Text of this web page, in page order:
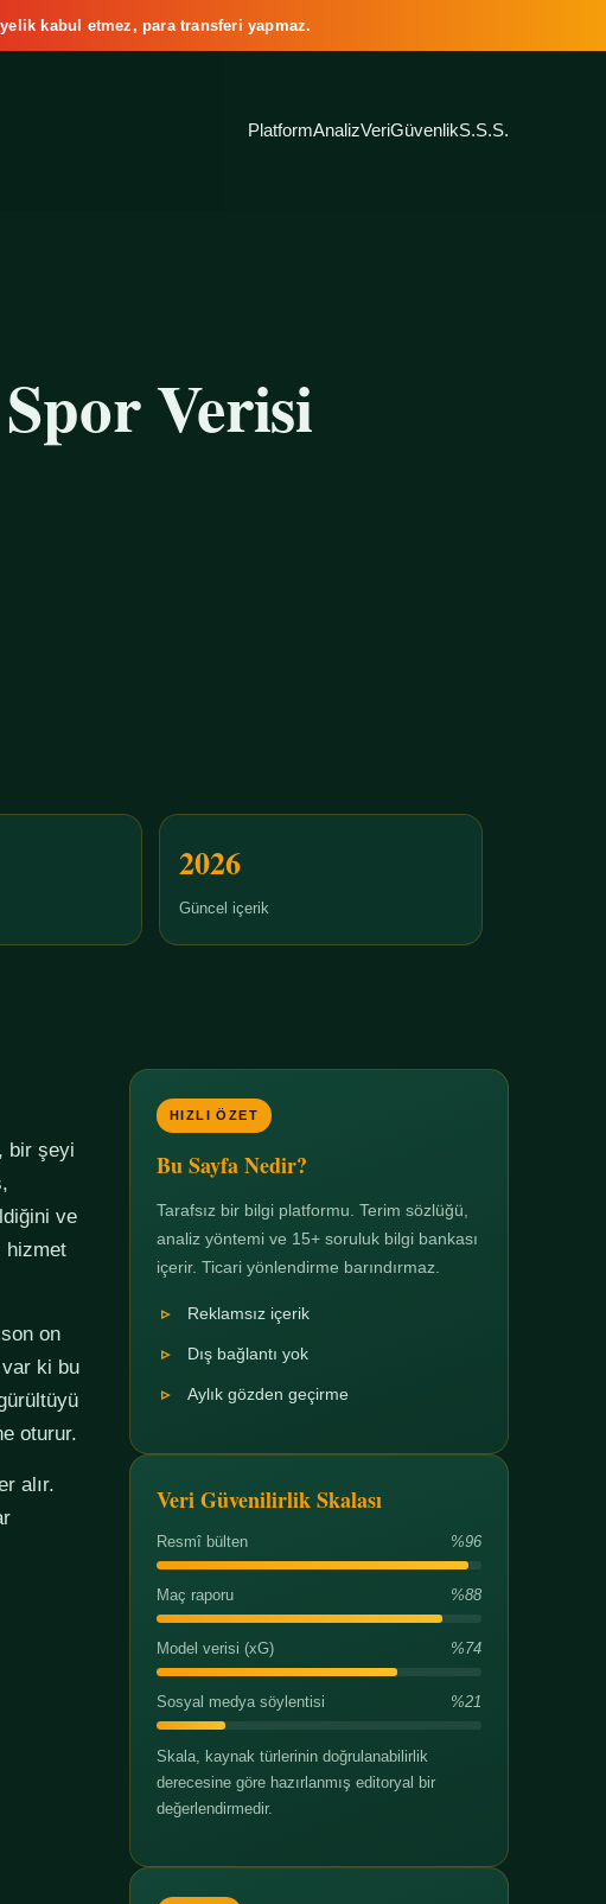
kabul etmez, para transferi yapmaz.
PlatformAnalizVeriGüvenlikS.S.S.
Verisi
2026
Güncel içerik
bir şeyi
ve
hizmet
on
ki bu
oturur.
alır.
HIZLI ÖZET
Bu Sayfa Nedir?
Tarafsız bir bilgi platformu. Terim sözlüğü,
analiz yöntemi ve 15+ soruluk bilgi bankası
içerir. Ticari yönlendirme barındırmaz.
Reklamsız içerik
Dış bağlantı yok
Aylık gözden geçirme
Veri Güvenilirlik Skalası
Resmî bülten %96
Maç raporu %88
Model verisi (xG) %74
Sosyal medya söylentisi %21
Skala, kaynak türlerinin doğrulanabilirlik
derecesine göre hazırlanmış editoryal bir
değerlendirmedir.